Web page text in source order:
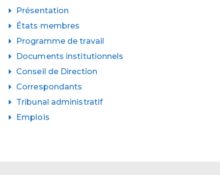
Présentation
États membres
Programme de travail
Documents institutionnels
Conseil de Direction
Correspondants
Tribunal administratif
Emplois